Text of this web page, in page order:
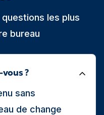
les plus
bureau
vous ?
sans
de change